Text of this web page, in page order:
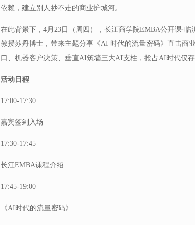
依赖，建立别人抄不走的商业护城河。
在此背景下，4月23日（周四），长江商学院EMBA公开课·
教授苏丹博士，带来主题分享《AI 时代的流量密码》直击商
口、机器客户决策、垂直AI筑墙三大AI支柱，抢占AI时代仅存
活动日程
17:00-17:30
嘉宾签到入场
17:30-17:45
长江EMBA课程介绍
17:45-19:00
《AI时代的流量密码》